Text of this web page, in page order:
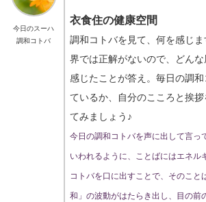
今日のスーハ
調和コトバ
衣食住の健康空間
調和コトバを見て、何を感じ
界では正解がないので、どん
感じたことが答え。毎日の調
ているか、自分のこころと挨
てみましょう♪
今日の調和コトバを声に出して言っ
いわれるように、ことばにはエネル
コトバを口に出すことで、そのこと
和」の波動がはたらき出し、目の前